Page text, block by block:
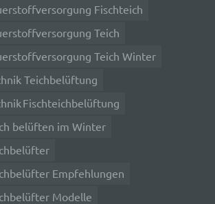
Fischteich
Teich
Teich Winter
Teichbelüftung
Fischteichbelüftung
belüften im Winter
Empfehlungen
Modelle